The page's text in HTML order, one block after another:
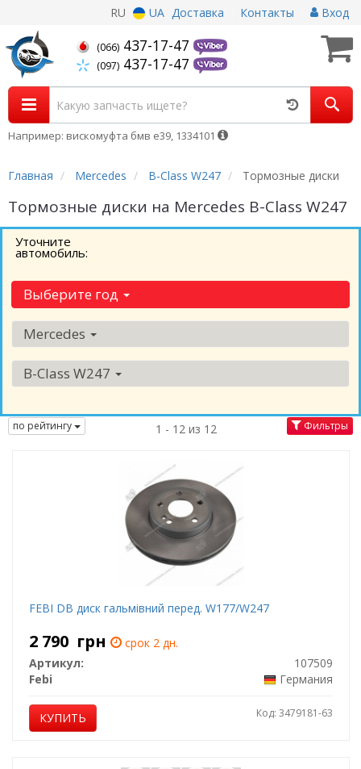
RU UA Доставка Контакты Вход
(066) 437-17-47
(097) 437-17-47
Например: вискомуфта бмв е39, 1334101
Главная Mercedes B-Class W247 Тормозные диски
Тормозные диски на Mercedes B-Class W247
Уточните
автомобиль:
Выберите год
Mercedes
B-Class W247
по рейтингу 1 - 12 из 12 Фильтры
FEBI DB диск гальмівний перед. W177/W247
2 790 грн
срок 2 дн.
Артикул:
107509
Febi
Германия
КУПИТЬ Код: 3479181-63